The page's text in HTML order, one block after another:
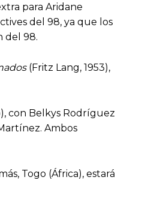
para Aridane
del 98, ya que los
del 98.
(Fritz Lang, 1953),
con Belkys Rodríguez
Ambos
Togo (África), estará